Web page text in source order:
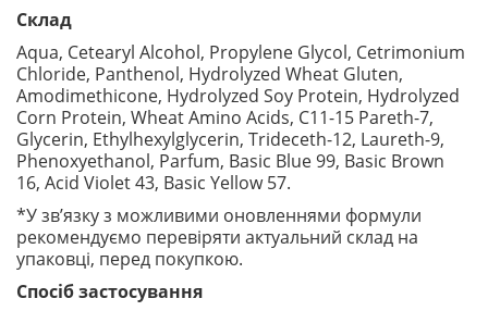
Склад
Aqua, Cetearyl Alcohol, Propylene Glycol, Cetrimonium
Chloride, Panthenol, Hydrolyzed Wheat Gluten,
Amodimethicone, Hydrolyzed Soy Protein, Hydrolyzed
Corn Protein, Wheat Amino Acids, C11-15 Pareth-7,
Glycerin, Ethylhexylglycerin, Trideceth-12, Laureth-9,
Phenoxyethanol, Parfum, Basic Blue 99, Basic Brown
16, Acid Violet 43, Basic Yellow 57.
*У зв’язку з можливими оновленнями формули
рекомендуємо перевіряти актуальний склад на
упаковці, перед покупкою.
Спосіб застосування